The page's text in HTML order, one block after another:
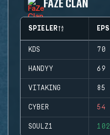
SPIELER EPS
KDS 70
HANDYY 69
VITAKING 85
CYBER 54
SOULZ1 102